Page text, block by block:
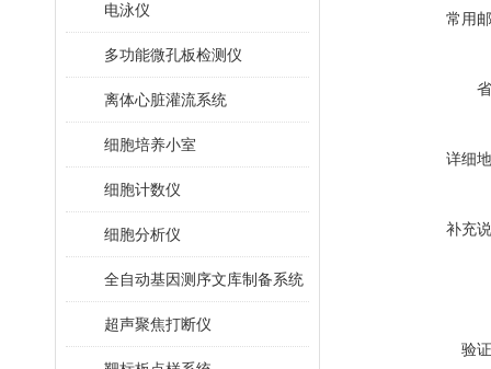
电泳仪
多功能微孔板检测仪
离体心脏灌流系统
细胞培养小室
细胞计数仪
细胞分析仪
全自动基因测序文库制备系统
超声聚焦打断仪
常用
详细
补充
验